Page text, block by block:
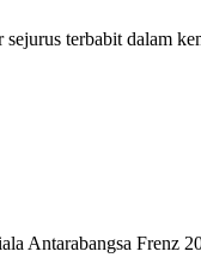
terbabit dalam
Antarabangsa Frenz